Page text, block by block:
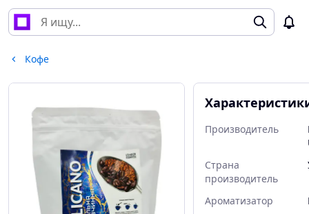
Кофе
Производитель
Страна
производитель
Ароматизатор